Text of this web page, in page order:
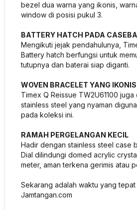
bezel dua warna yang ikonis,
window di posisi pukul 3.
BATTERY HATCH PADA
Mengikuti jejak pendahulunya,
Battery hatch berfungsi untuk
tutupnya dan baterai siap diganti.
WOVEN BRACELET YANG IKONIS
Timex Q Reissue TW2U61100
stainless steel yang nyaman
pada koleksi ini.
RAMAH PERGELANGAN KECIL
Hadir dengan stainless steel case
Dial dilindungi domed acrylic
meter, aman terkena gerimis atau
Sekarang adalah waktu yang
Jamtangan.com